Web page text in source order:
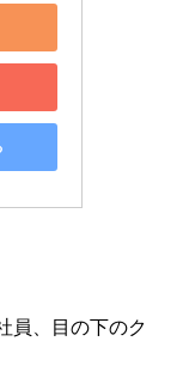
員、目の下のク